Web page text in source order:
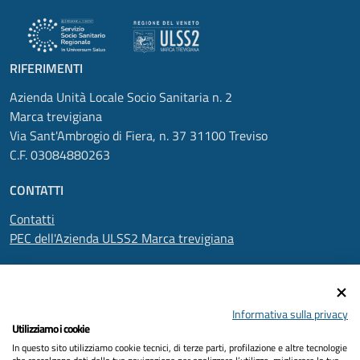
RIFERIMENTI
Azienda Unità Locale Socio Sanitaria n. 2
Marca trevigiana
Via Sant'Ambrogio di Fiera, n. 37 31100 Treviso
C.F. 03084880263
CONTATTI
Contatti
PEC dell'Azienda ULSS2 Marca trevigiana
Informativa privacy
Informativa sulla privacy
Utilizziamo i cookie
In questo sito utilizziamo cookie tecnici, di terze parti, profilazione e altre tecnologie